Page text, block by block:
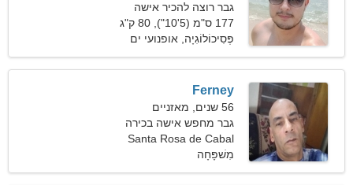
גבר רוצה להכיר אישה
177 ס"מ (5'10"), 80 ק"ג
(176 פאונד)
פְּסִיכוֹלוֹגִיָה, אופנועי ים
Ferney
56 שנים, מאזניים
גבר מחפש אישה בכירה
Santa Rosa de Cabal
מִשׁפָּחָה